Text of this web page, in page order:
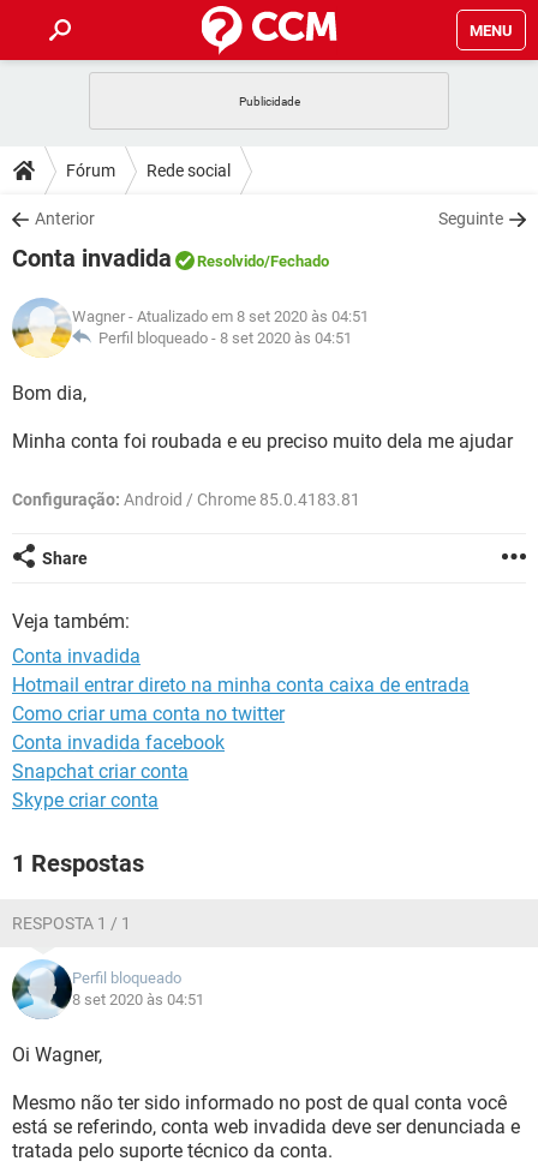
MENU
CELULAR
OUTLOOK
INSTAGRAM GMAIL
GUIA DE COMPRAS
DICAS
JOGOS
INSTAGRAM GMAIL
GUIA DE COMPRAS
DOWNLOADS
JOGOS WHATSAPP
CELULAR
OUTLOOK EXCEL
INSTAGRAM
JOGOS WHATSAPP
CELULAR
OUTLOOK
INSTAGRAM GMAIL
GLOSSÁRIO
JOGOS
INSTAGRAM GMAIL
GUIA DE COMPRAS
Fórum Rede social
Anterior Seguinte
Conta invadida Resolvido/Fechado
Wagner - Atualizado em 8 set 2020 às 04:51
Perfil bloqueado - 8 set 2020 às 04:51
Bom dia,
Minha conta foi roubada e eu preciso muito dela me ajudar
Configuração: Android / Chrome 85.0.4183.81
Share
Veja também:
Conta invadida
Hotmail entrar direto na minha conta caixa de entrada
Como criar uma conta no twitter
Conta invadida facebook
Snapchat criar conta
Skype criar conta
1 Respostas
RESPOSTA 1 / 1
Perfil bloqueado
8 set 2020 às 04:51
Oi Wagner,
Mesmo não ter sido informado no post de qual conta você
está se referindo, conta web invadida deve ser denunciada e
tratada pelo suporte técnico da conta.